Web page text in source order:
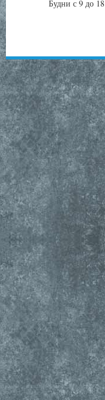
Будни с 9 до 18